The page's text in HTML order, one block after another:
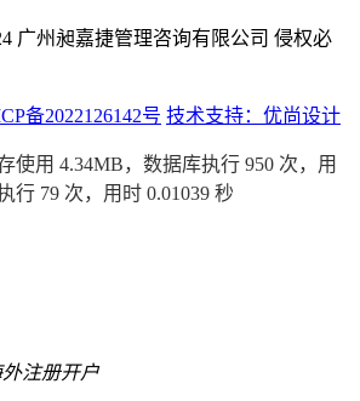
广州昶嘉捷管理咨询有限公司 侵权必
备2022126142号 技术支持：优尚设计
使用 4.34MB，数据库执行 950 次，用
行 79 次，用时 0.01039 秒
注册开户